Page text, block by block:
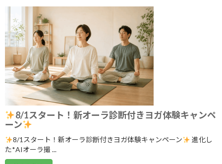
ブログ
５月１９日 3ボディ＆7チャクラ特別ト
レーニングの案内
2026年5月18日
ブログ
いよいよ明日5月１７日 ARIRANGイベ
ント開催します！
8/1スタート！新オーラ診断付きヨガ体験キャンペ
ーン
8/1スタート！新オーラ診断付きヨガ体験キャンペーン
進化し
た*AIオーラ撮 ...